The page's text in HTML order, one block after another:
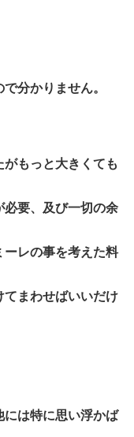
分かりません。
もっと大きくても
必要、及び一切の余
レの事を考えた料
てまわせばいいだけ
には特に思い浮かば